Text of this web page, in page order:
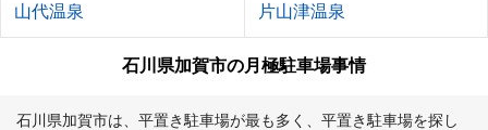
山代温泉 片山津温泉
石川県加賀市の月極駐車場事情
石川県加賀市は、平置き駐車場が最も多く、平置き駐車場を探し